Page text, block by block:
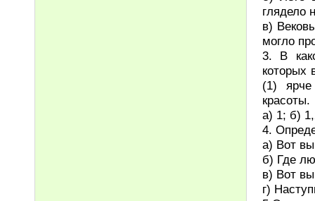
глядело
в)
могло
3. В
которых
(1)
красоты.
а) 1; б)
4.
а) Вот
б) Где
в) Вот
г)